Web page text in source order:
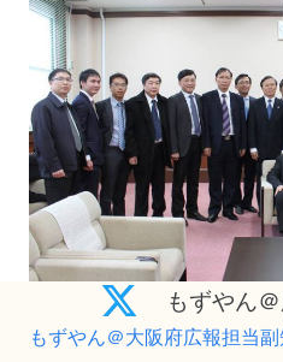
もずやん
もずやん＠大阪府広報担当